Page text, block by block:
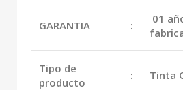
GARANTIA :
01
Tipo de
producto
: Tinta